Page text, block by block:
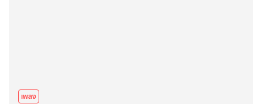
เพลง